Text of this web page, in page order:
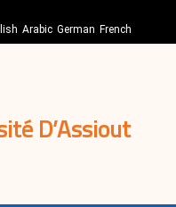
Arabic German French
D’Assiout